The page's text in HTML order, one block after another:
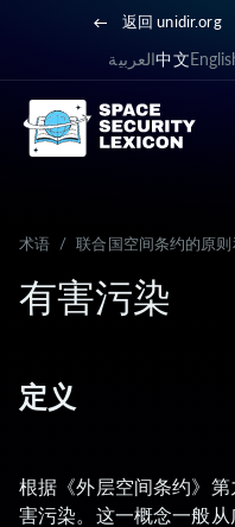
返回 unidir.org
العربية中文
术语 / 联合国空间条约的原
有害污染
定义
根据《外层空间条约》
害污染。这一概念一般